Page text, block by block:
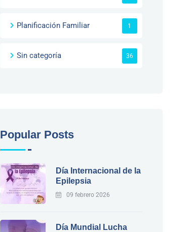
Planificación Familiar 1
Sin categoría 36
Popular Posts
Día Internacional de la
Epilepsia
09 febrero 2026
Día Mundial Lucha